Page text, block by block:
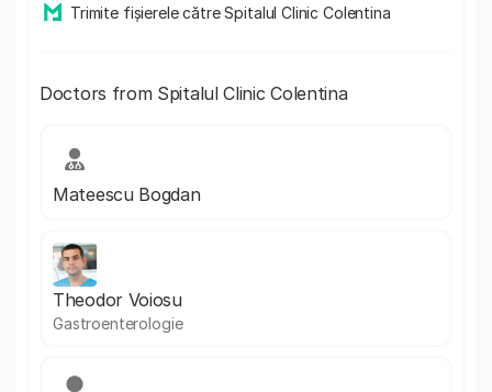
Trimite fișierele către Spitalul Clinic Colentina
Doctors from Spitalul Clinic Colentina
Mateescu Bogdan
Theodor Voiosu
Gastroenterologie